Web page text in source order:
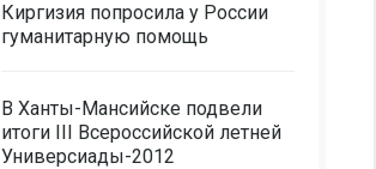
Киргизия попросила у России
гуманитарную помощь
В Ханты-Мансийске подвели
итоги III Всероссийской летней
Универсиады-2012